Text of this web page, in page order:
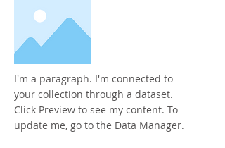
I'm a paragraph. I'm connected to
your collection through a dataset.
Click Preview to see my content. To
update me, go to the Data Manager.